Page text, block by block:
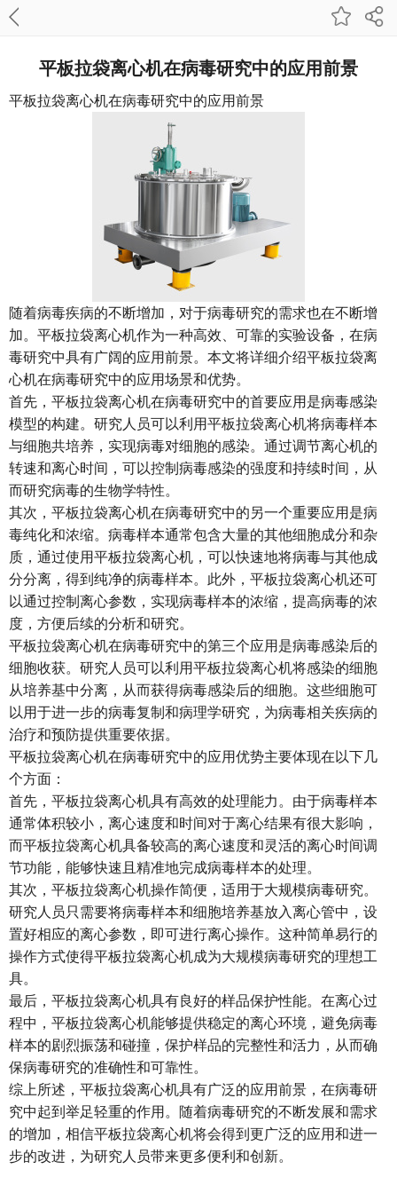
平板拉袋离心机在病毒研究中的应用前景
平板拉袋离心机在病毒研究中的应用前景
随着病毒疾病的不断增加，对于病毒研究的需求也在不断增
加。平板拉袋离心机作为一种高效、可靠的实验设备，在病
毒研究中具有广阔的应用前景。本文将详细介绍平板拉袋离
心机在病毒研究中的应用场景和优势。
首先，平板拉袋离心机在病毒研究中的首要应用是病毒感染
模型的构建。研究人员可以利用平板拉袋离心机将病毒样本
与细胞共培养，实现病毒对细胞的感染。通过调节离心机的
转速和离心时间，可以控制病毒感染的强度和持续时间，从
而研究病毒的生物学特性。
其次，平板拉袋离心机在病毒研究中的另一个重要应用是病
毒纯化和浓缩。病毒样本通常包含大量的其他细胞成分和杂
质，通过使用平板拉袋离心机，可以快速地将病毒与其他成
分分离，得到纯净的病毒样本。此外，平板拉袋离心机还可
以通过控制离心参数，实现病毒样本的浓缩，提高病毒的浓
度，方便后续的分析和研究。
平板拉袋离心机在病毒研究中的第三个应用是病毒感染后的
细胞收获。研究人员可以利用平板拉袋离心机将感染的细胞
从培养基中分离，从而获得病毒感染后的细胞。这些细胞可
以用于进一步的病毒复制和病理学研究，为病毒相关疾病的
治疗和预防提供重要依据。
平板拉袋离心机在病毒研究中的应用优势主要体现在以下几
个方面：
首先，平板拉袋离心机具有高效的处理能力。由于病毒样本
通常体积较小，离心速度和时间对于离心结果有很大影响，
而平板拉袋离心机具备较高的离心速度和灵活的离心时间调
节功能，能够快速且精准地完成病毒样本的处理。
其次，平板拉袋离心机操作简便，适用于大规模病毒研究。
研究人员只需要将病毒样本和细胞培养基放入离心管中，设
置好相应的离心参数，即可进行离心操作。这种简单易行的
操作方式使得平板拉袋离心机成为大规模病毒研究的理想工
具。
最后，平板拉袋离心机具有良好的样品保护性能。在离心过
程中，平板拉袋离心机能够提供稳定的离心环境，避免病毒
样本的剧烈振荡和碰撞，保护样品的完整性和活力，从而确
保病毒研究的准确性和可靠性。
综上所述，平板拉袋离心机具有广泛的应用前景，在病毒研
究中起到举足轻重的作用。随着病毒研究的不断发展和需求
的增加，相信平板拉袋离心机将会得到更广泛的应用和进一
步的改进，为研究人员带来更多便利和创新。